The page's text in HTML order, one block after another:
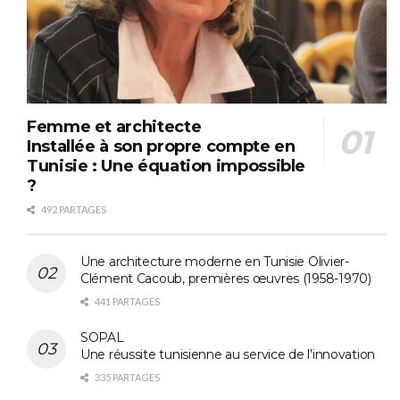
Femme et architecte
Installée à son propre compte en
Tunisie : Une équation impossible
?
492 PARTAGES
Une architecture moderne en Tunisie Olivier-
Clément Cacoub, premières œuvres (1958-1970)
441 PARTAGES
SOPAL
Une réussite tunisienne au service de l’innovation
335 PARTAGES